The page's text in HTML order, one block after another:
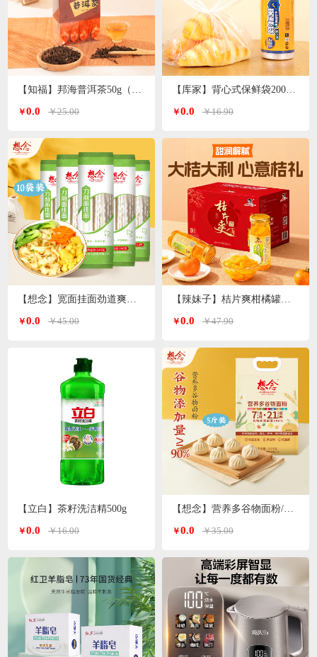
【知福】邦海普洱茶50g（加送20g）
￥0.0 ￥25.00
￥0.0 ￥45.00
【立白】茶籽洗洁精500g
￥0.0 ￥16.00
【库家】背心式保鲜袋200只 30*35cmKJ-1362
￥0.0 ￥16.90
￥0.0 ￥47.90
￥0.0 ￥35.00